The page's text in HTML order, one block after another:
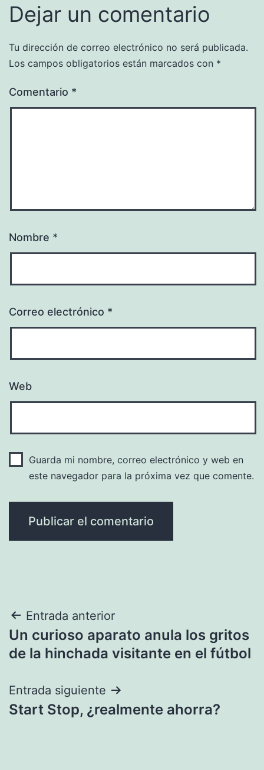
Dejar un comentario
Tu dirección de correo electrónico no será publicada.
Los campos obligatorios están marcados con *
Comentario *
Nombre *
Correo electrónico *
Web
Guarda mi nombre, correo electrónico y web en
este navegador para la próxima vez que comente.
Navegación
de
Entrada anterior
Un curioso aparato anula los gritos
de la hinchada visitante en el fútbol
Entrada siguiente
Start Stop, ¿realmente ahorra?